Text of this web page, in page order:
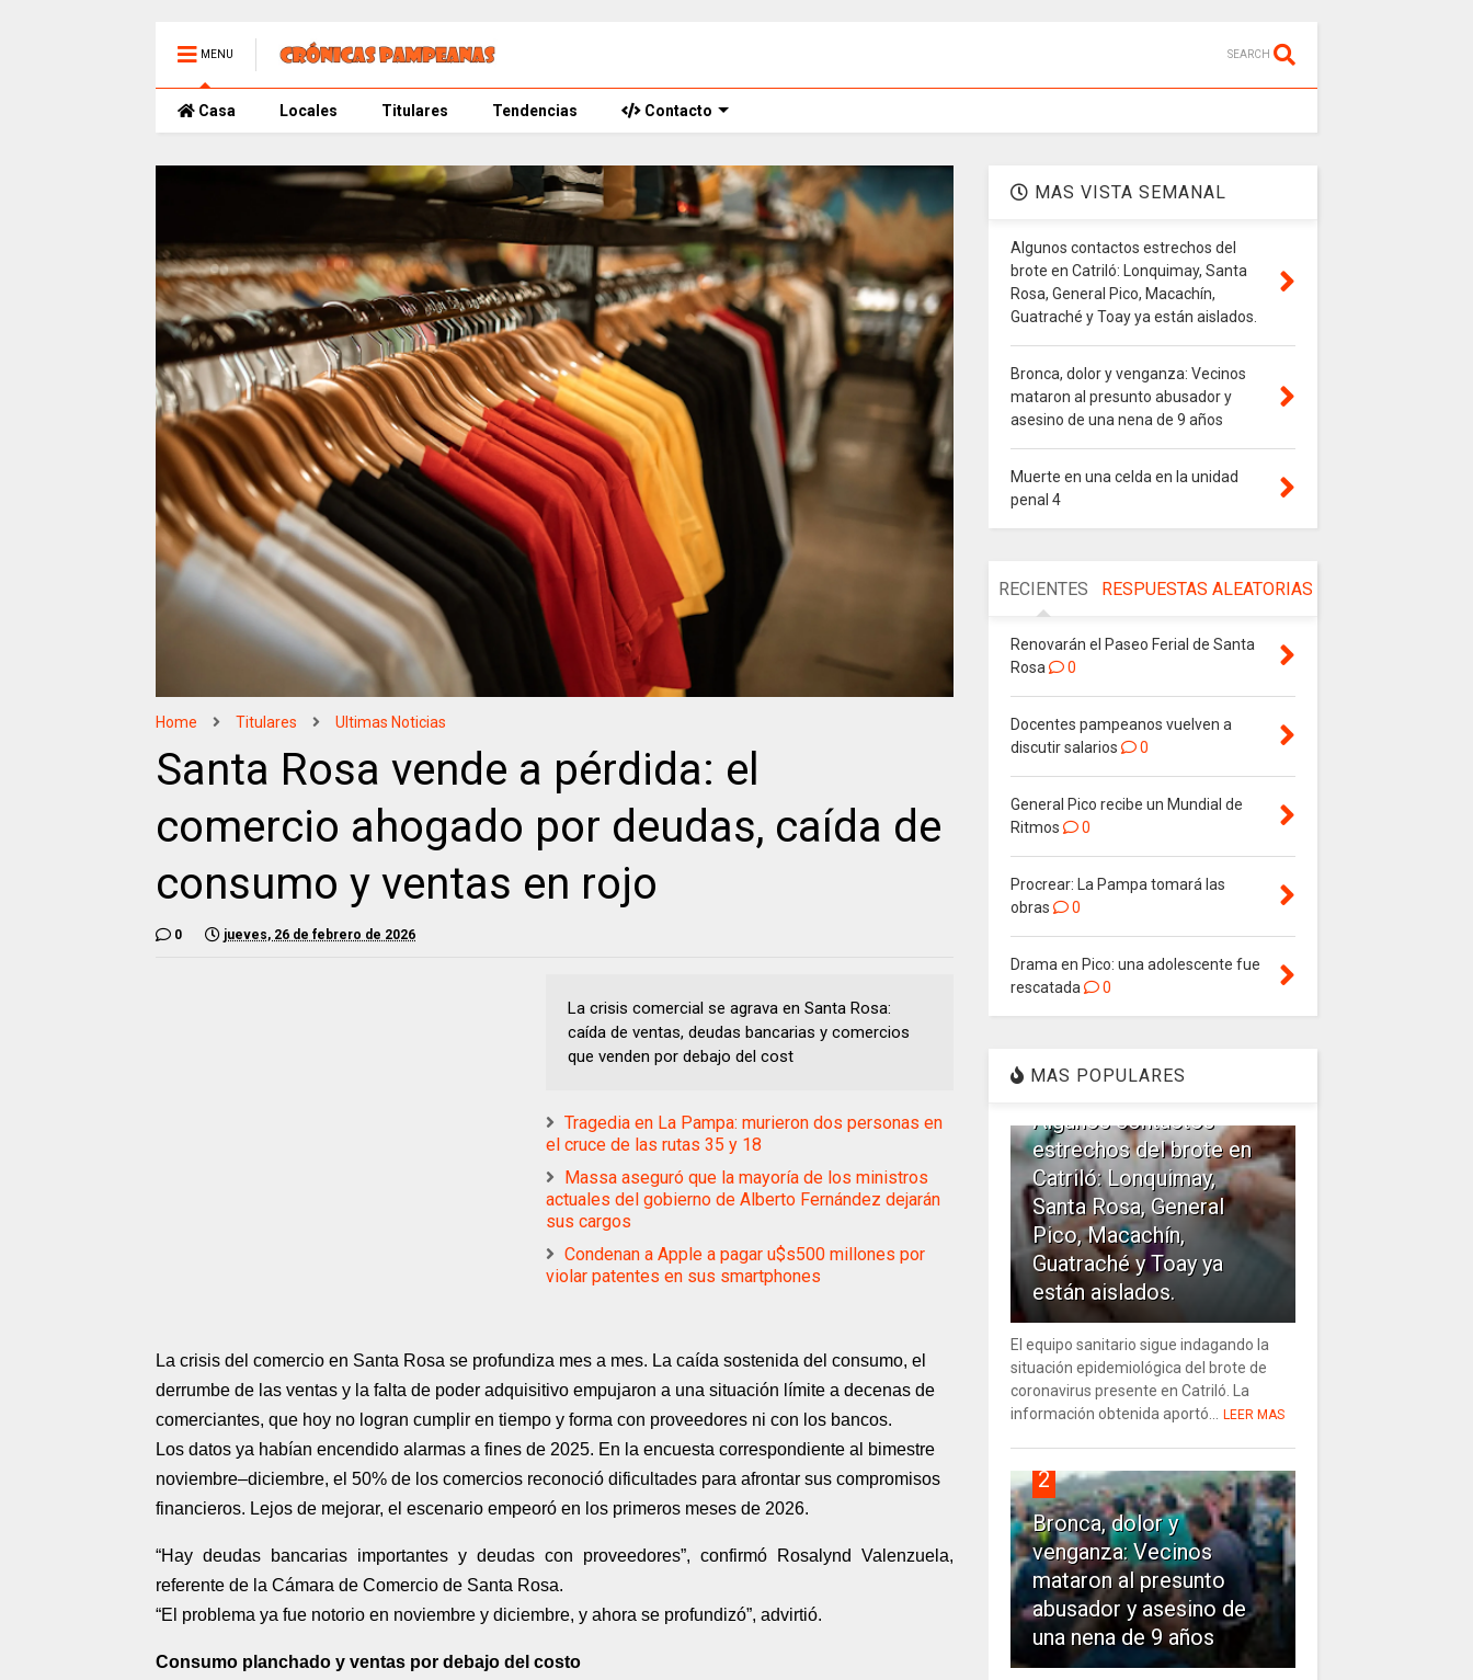
MENU SEARCH
Casa Locales Titulares Tendencias Contacto
Home Titulares Ultimas Noticias
Santa Rosa vende a pérdida: el
comercio ahogado por deudas, caída de
consumo y ventas en rojo
0 jueves, 26 de febrero de 2026
La crisis comercial se agrava en Santa Rosa:
caída de ventas, deudas bancarias y comercios
que venden por debajo del cost
Tragedia en La Pampa: murieron dos personas en
el cruce de las rutas 35 y 18
Massa aseguró que la mayoría de los ministros
actuales del gobierno de Alberto Fernández dejarán
sus cargos
Condenan a Apple a pagar u$s500 millones por
violar patentes en sus smartphones
La crisis del comercio en Santa Rosa se profundiza mes a mes. La caída sostenida del consumo, el
derrumbe de las ventas y la falta de poder adquisitivo empujaron a una situación límite a decenas de
comerciantes, que hoy no logran cumplir en tiempo y forma con proveedores ni con los bancos.
Los datos ya habían encendido alarmas a fines de 2025. En la encuesta correspondiente al bimestre
noviembre–diciembre, el 50% de los comercios reconoció dificultades para afrontar sus compromisos
financieros. Lejos de mejorar, el escenario empeoró en los primeros meses de 2026.
“Hay deudas bancarias importantes y deudas con proveedores”, confirmó Rosalynd Valenzuela,
referente de la Cámara de Comercio de Santa Rosa.
“El problema ya fue notorio en noviembre y diciembre, y ahora se profundizó”, advirtió.
Consumo planchado y ventas por debajo del costo
MAS VISTA SEMANAL
Algunos contactos estrechos del
brote en Catriló: Lonquimay, Santa
Rosa, General Pico, Macachín,
Guatraché y Toay ya están aislados.
Bronca, dolor y venganza: Vecinos
mataron al presunto abusador y
asesino de una nena de 9 años
Muerte en una celda en la unidad
penal 4
RECIENTES RESPUESTAS ALEATORIAS
Renovarán el Paseo Ferial de Santa
Rosa
0
Docentes pampeanos vuelven a
discutir salarios
0
General Pico recibe un Mundial de
Ritmos
0
Procrear: La Pampa tomará las
obras
0
Drama en Pico: una adolescente fue
rescatada
0
MAS POPULARES
1
Algunos contactos
estrechos del brote en
Catriló: Lonquimay,
Santa Rosa, General
Pico, Macachín,
Guatraché y Toay ya
están aislados.
El equipo sanitario sigue indagando la
situación epidemiológica del brote de
coronavirus presente en Catriló. La
información obtenida aportó... LEER MAS
2
Bronca, dolor y
venganza: Vecinos
mataron al presunto
abusador y asesino de
una nena de 9 años